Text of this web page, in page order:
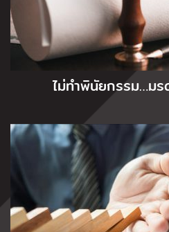
ไม่ทำพินัยกรรม…มร